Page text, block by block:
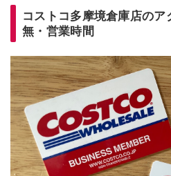
コストコ多摩境倉庫店の
無・営業時間